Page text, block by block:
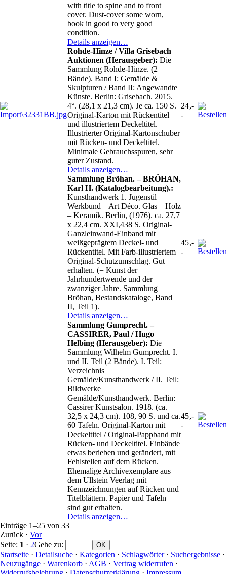
with title to spine and to front
cover. Dust-cover some worn,
book in good to very good
condition.
Details anzeigen…
Rohde-Hinze / Villa Grisebach
Auktionen (Herausgeber): Die
Sammlung Rohde-Hinze. (2
Bände). Band I: Gemälde &
Skulpturen / Band II: Angewandte
Künste. Berlin: Grisebach. 2015.
4°. (28,1 x 21,3 cm). Je ca. 150 S.
Original-Karton mit Rückentitel
und illustriertem Deckeltitel.
Illustrierter Original-Kartonschuber
mit Rücken- und Deckeltitel.
Minimale Gebrauchsspuren, sehr
guter Zustand.
Details anzeigen…
24,-
-
Sammlung Bröhan. – BRÖHAN,
Karl H. (Katalogbearbeitung).:
Kunsthandwerk 1. Jugenstil –
Werkbund – Art Déco. Glas – Holz
– Keramik. Berlin, (1976). ca. 27,7
x 22,4 cm. XXI,438 S. Original-
Ganzleinwand-Einband mit
weißgeprägtem Deckel- und
Rückentitel. Mit Farb-illustriertem
Original-Schutzumschlag. Gut
erhalten. (= Kunst der
Jahrhundertwende und der
zwanziger Jahre. Sammlung
Bröhan, Bestandskataloge, Band
II, Teil 1).
Details anzeigen…
45,-
-
Sammlung Gumprecht. –
CASSIRER, Paul / Hugo
Helbing (Herausgeber): Die
Sammlung Wilhelm Gumprecht. I.
und II. Teil (2 Bände). I. Teil:
Verzeichnis
Gemälde/Kunsthandwerk / II. Teil:
Bildwerke
Gemälde/Kunsthandwerk. Berlin:
Cassirer Kunstsalon. 1918. (ca.
32,5 x 24,3 cm). 108, 90 S. und ca.
60 Tafeln. Original-Karton mit
Deckeltitel / Original-Pappband mit
Rücken- und Deckeltitel. Einbände
etwas berieben und gerändert, mit
Fehlstellen auf dem Rücken.
Ehemalige Archivexemplare aus
dem Ullstein Veerlag mit
Kennzeichnungen auf Rücken und
Titelblättern. Papier und Tafeln
sind gut erhalten.
Details anzeigen…
45,-
-
Einträge 1–25 von 33
Zurück · Vor
Seite: 1 · 2Gehe zu:
Startseite · Detailsuche · Kategorien · Schlagwörter· Suchergebnisse ·
Neuzugänge · Warenkorb · AGB · Vertrag widerrufen ·